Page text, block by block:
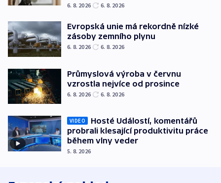
6. 8. 2026 6. 8. 2026
Evropská unie má rekordně nízké
zásoby zemního plynu
6. 8. 2026 6. 8. 2026
Průmyslová výroba v červnu
vzrostla nejvíce od prosince
6. 8. 2026 6. 8. 2026
VIDEO
Hosté Událostí, komentářů
probrali klesající produktivitu práce
během vlny veder
5. 8. 2026